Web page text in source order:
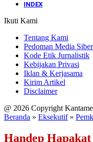
INDEX
Ikuti Kami
Tentang Kami
Pedoman Media Siber
Kode Etik Jurnalistik
Kebijakan Privasi
Iklan & Kerjasama
Kirim Artikel
Disclaimer
@ 2026 Copyright
Beranda » Eksekutif»
Handep